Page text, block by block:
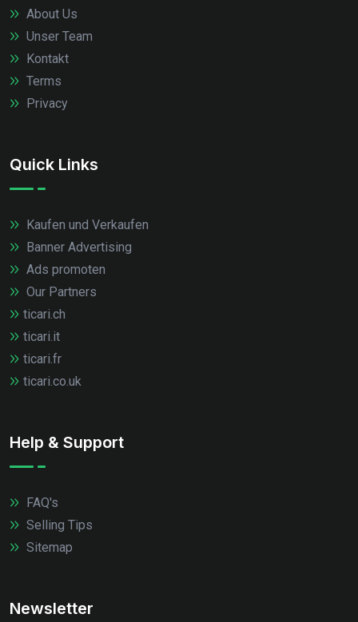
About Us
Unser Team
Kontakt
Terms
Privacy
Quick Links
Kaufen und Verkaufen
Banner Advertising
Ads promoten
Our Partners
ticari.ch
ticari.it
ticari.fr
ticari.co.uk
Help & Support
FAQ's
Selling Tips
Sitemap
Newsletter